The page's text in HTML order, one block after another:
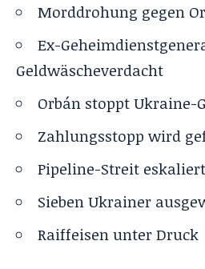
Morddrohung gegen
Ex-
Geldwäscheverdacht
Orbán stoppt Ukraine-
Zahlungsstopp wird
Pipeline-Streit eskaliert
Sieben Ukrainer
Raiffeisen unter Druck